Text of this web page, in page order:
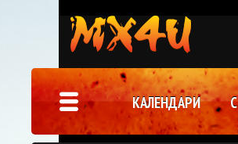
КАЛЕНДАРИ